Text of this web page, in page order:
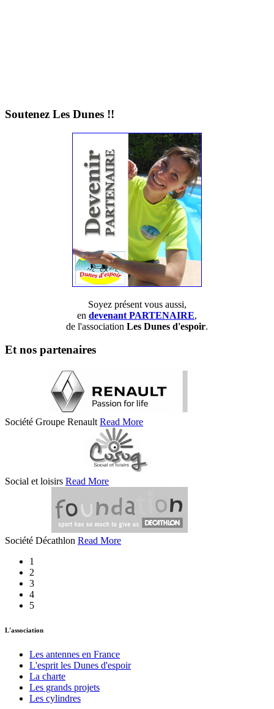
Soutenez Les Dunes !!
Soyez présent vous aussi,
en devenant PARTENAIRE,
de l'association Les Dunes d'espoir.
Et nos partenaires
Société Groupe Renault Read More
Social et loisirs Read More
Société Décathlon Read More
1
2
3
4
5
L'association
Les antennes en France
L'esprit les Dunes d'espoir
La charte
Les grands projets
Les cylindres